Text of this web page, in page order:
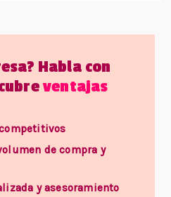
Habla con
ventajas
de compra y
y asesoramiento